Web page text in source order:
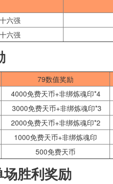
六强
六强
79数值奖励
4000免费天币+非绑炼魂印*4
3000免费天币+非绑炼魂印*3
2000免费天币+非绑炼魂印*2
1000免费天币+非绑炼魂印
500免费天币
胜利奖励